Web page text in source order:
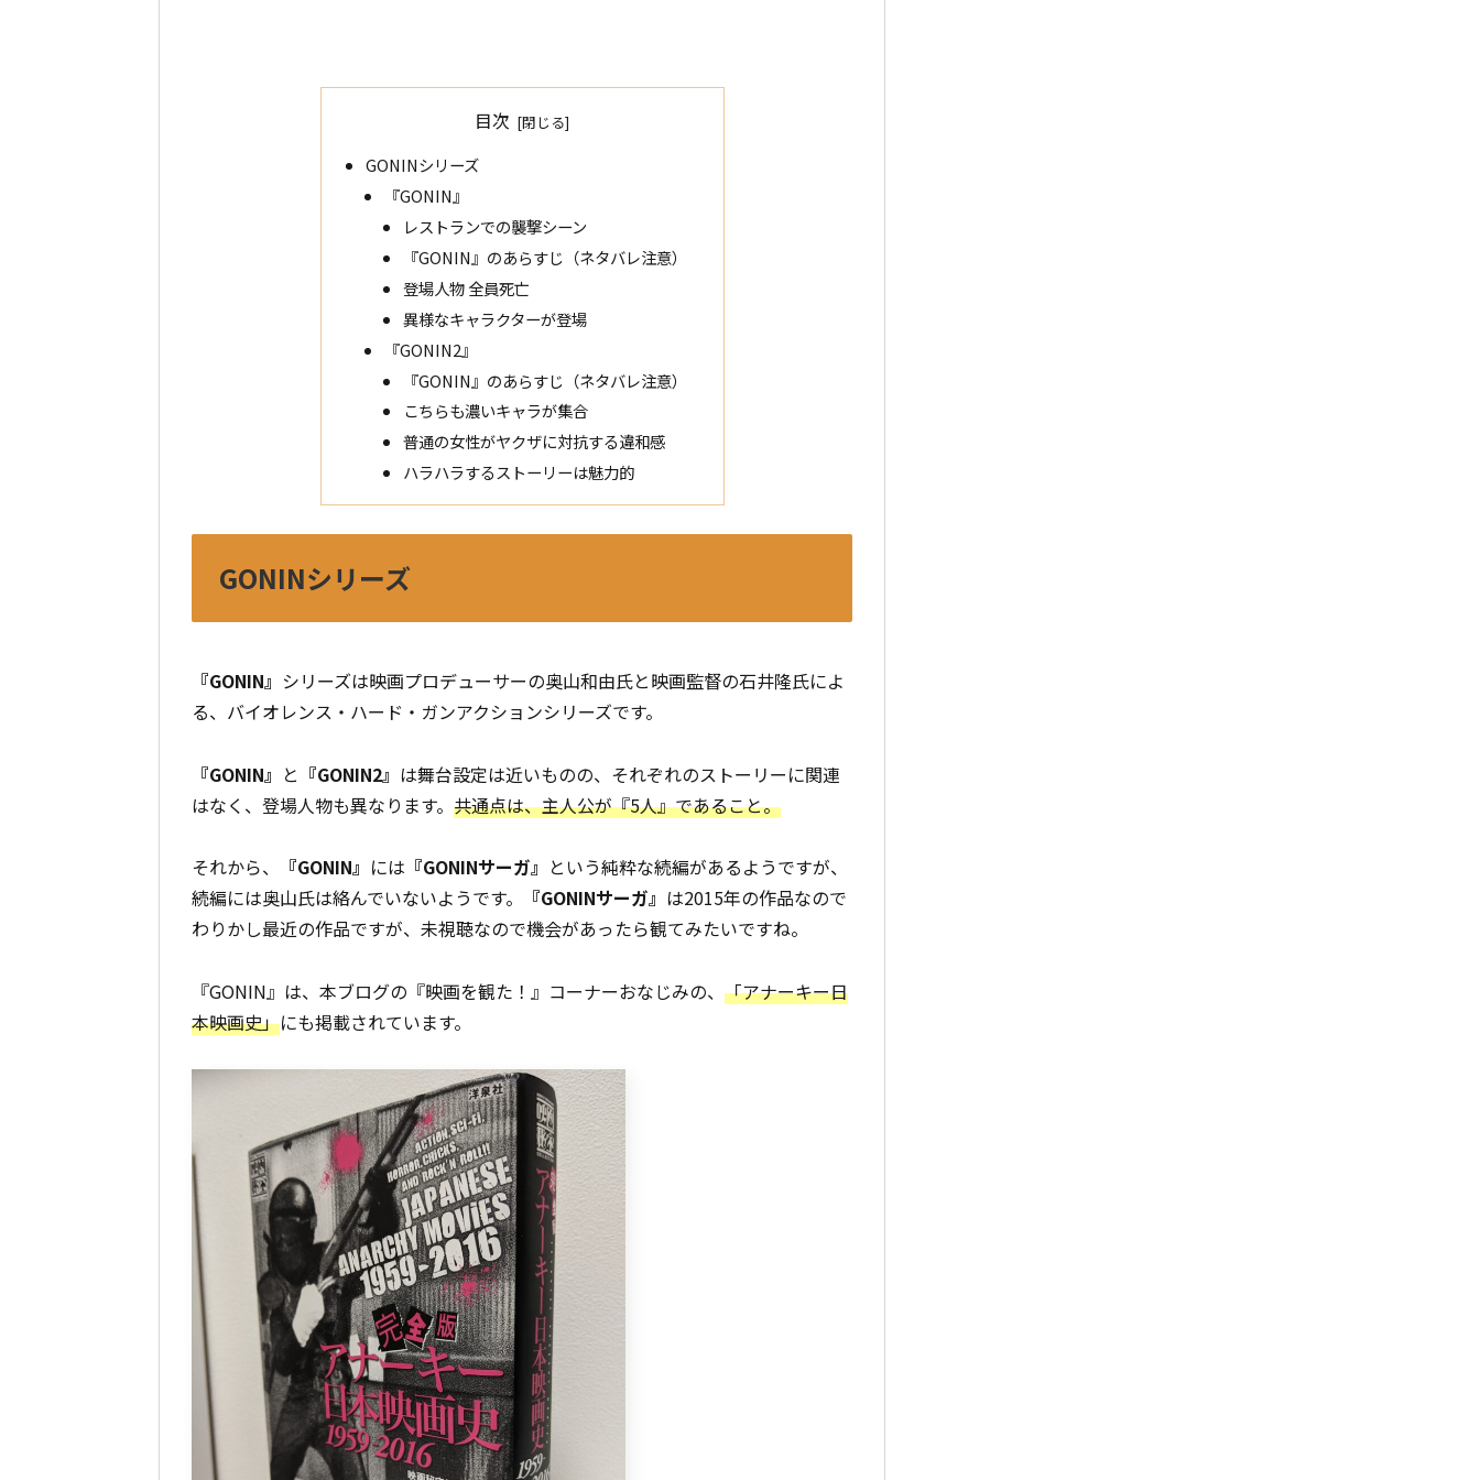
目次
GONINシリーズ
『GONIN』
レストランでの襲撃シーン
『GONIN』のあらすじ（ネタバレ注意）
登場人物 全員死亡
異様なキャラクターが登場
『GONIN2』
『GONIN』のあらすじ（ネタバレ注意）
こちらも濃いキャラが集合
普通の女性がヤクザに対抗する違和感
ハラハラするストーリーは魅力的
GONINシリーズ
『GONIN』 シリーズは映画プロデューサーの奥山和由氏と映画監督の石井隆氏によ
る、バイオレンス・ハード・ガンアクションシリーズです。
『GONIN』 と 『GONIN2』 は舞台設定は近いものの、それぞれのストーリーに関連
はなく、登場人物も異なります。 共通点は、主人公が『5人』であること。
それから、 『GONIN』 には 『GONINサーガ』 という純粋な続編があるようですが、
続編には奥山氏は絡んでいないようです。
『GONINサーガ』 は2015年の作品なので
わりかし最近の作品ですが、未視聴なので機会があったら観てみたいですね。
『GONIN』は、本ブログの『映画を観た！』コーナーおなじみの、 「アナーキー日
本映画史」にも掲載されています。